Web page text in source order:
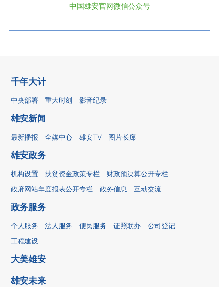
中国雄安官网微信公众号
千年大计
中央部署 重大时刻 影音纪录
雄安新闻
最新播报 全媒中心 雄安TV 图片长廊
雄安政务
机构设置 扶贫资金政策专栏
财政预决算公开专栏
政府网站年度报表公开专栏
政务信息 互动交流
政务服务
个人服务 法人服务 便民服务 证照联办
公司登记
工程建设
大美雄安
雄安未来